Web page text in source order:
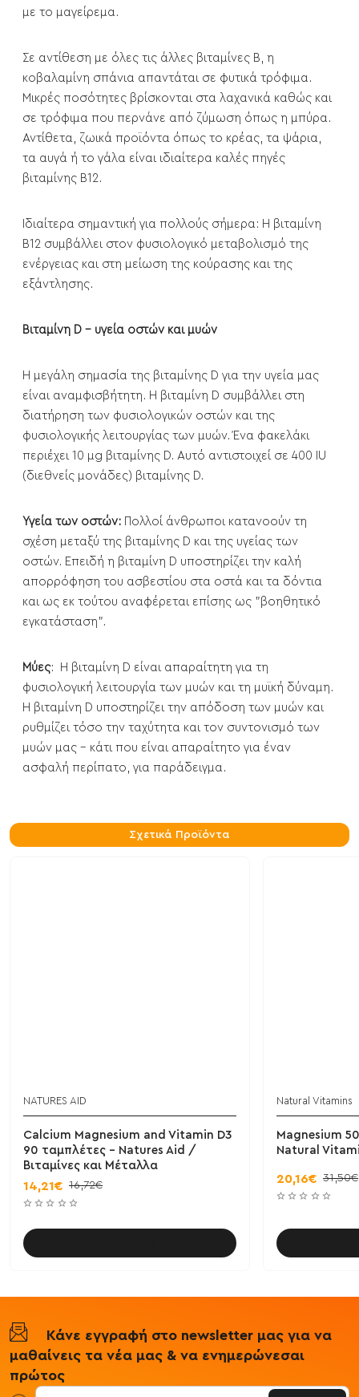
με το μαγείρεμα.
Σε αντίθεση με όλες τις άλλες βιταμίνες Β, η
κοβαλαμίνη σπάνια απαντάται σε φυτικά τρόφιμα.
Μικρές ποσότητες βρίσκονται στα λαχανικά καθώς και
σε τρόφιμα που περνάνε από ζύμωση όπως η μπύρα.
Αντίθετα, ζωικά προϊόντα όπως το κρέας, τα ψάρια,
τα αυγά ή το γάλα είναι ιδιαίτερα καλές πηγές
βιταμίνης Β12.
Ιδιαίτερα σημαντική για πολλούς σήμερα: Η βιταμίνη
Β12 συμβάλλει στον φυσιολογικό μεταβολισμό της
ενέργειας και στη μείωση της κούρασης και της
εξάντλησης.
Βιταμίνη D - υγεία οστών και μυών
Η μεγάλη σημασία της βιταμίνης D για την υγεία μας
είναι αναμφισβήτητη. Η βιταμίνη D συμβάλλει στη
διατήρηση των φυσιολογικών οστών και της
φυσιολογικής λειτουργίας των μυών. Ένα φακελάκι
περιέχει 10 μg βιταμίνης D. Αυτό αντιστοιχεί σε 400 IU
(διεθνείς μονάδες) βιταμίνης D.
Υγεία των οστών:
Πολλοί άνθρωποι κατανοούν τη
σχέση μεταξύ της βιταμίνης D και της υγείας των
οστών. Επειδή η βιταμίνη D υποστηρίζει την καλή
απορρόφηση του ασβεστίου στα οστά και τα δόντια
και ως εκ τούτου αναφέρεται επίσης ως "βοηθητικό
εγκατάσταση".
Μύες: Η βιταμίνη D είναι απαραίτητη για τη
φυσιολογική λειτουργία των μυών και τη μυϊκή δύναμη.
Η βιταμίνη D υποστηρίζει την απόδοση των μυών και
ρυθμίζει τόσο την ταχύτητα και τον συντονισμό των
μυών μας - κάτι που είναι απαραίτητο για έναν
ασφαλή περίπατο, για παράδειγμα.
Σχετικά Προϊόντα
NATURES AID
Calcium Magnesium and Vitamin D3
90 ταμπλέτες - Natures Aid /
Βιταμίνες και Μέταλλα
14,21€ 16,72€
Natural Vitamins
Magnesium
Natural
20,16€ 31,50€
Κάνε εγγραφή στο newsletter μας για να
μαθαίνεις τα νέα μας & να ενημερώνεσαι
πρώτος